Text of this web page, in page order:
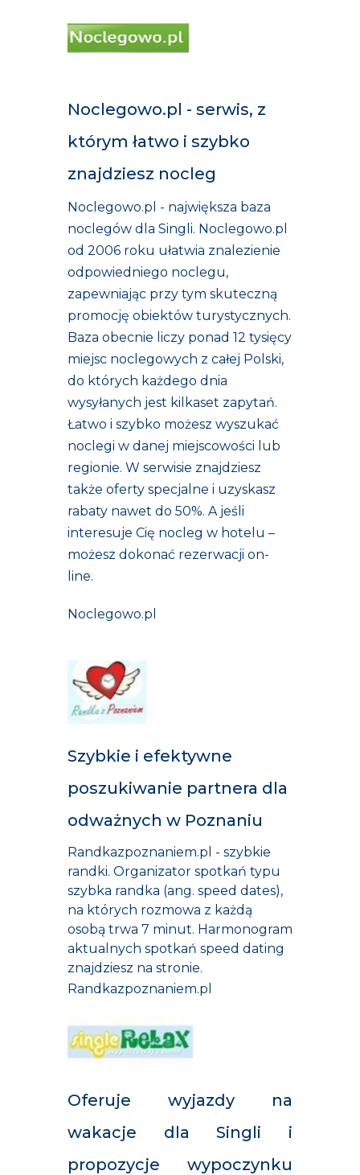
Noclegowo.pl - serwis, z
którym łatwo i szybko
znajdziesz nocleg
Noclegowo.pl - największa baza
noclegów dla Singli. Noclegowo.pl
od 2006 roku ułatwia znalezienie
odpowiedniego noclegu,
zapewniając przy tym skuteczną
promocję obiektów turystycznych.
Baza obecnie liczy ponad 12 tysięcy
miejsc noclegowych z całej Polski,
do których każdego dnia
wysyłanych jest kilkaset zapytań.
Łatwo i szybko możesz wyszukać
noclegi w danej miejscowości lub
regionie. W serwisie znajdziesz
także oferty specjalne i uzyskasz
rabaty nawet do 50%. A jeśli
interesuje Cię nocleg w hotelu –
możesz dokonać rezerwacji on-
line.
Noclegowo.pl
Szybkie i efektywne
poszukiwanie partnera dla
odważnych w Poznaniu
Randkazpoznaniem.pl - szybkie
randki. Organizator spotkań typu
szybka randka (ang. speed dates),
na których rozmowa z każdą
osobą trwa 7 minut. Harmonogram
aktualnych spotkań speed dating
znajdziesz na stronie.
Randkazpoznaniem.pl
Oferuje wyjazdy na
wakacje dla Singli i
propozycje wypoczynku